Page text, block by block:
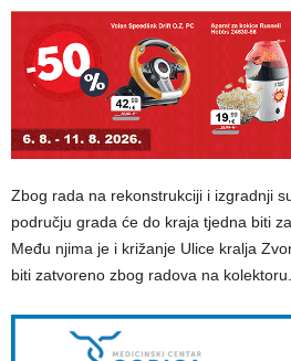
Zbog rada na rekonstrukciji i izgradnji
području grada će do kraja tjedna biti
Među njima je i križanje Ulice kralja
biti zatvoreno zbog radova na kolektoru.